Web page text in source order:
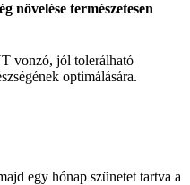
növelése természetesen
vonzó, jól tolerálható
optimálására.
egy hónap szünetet tartva a